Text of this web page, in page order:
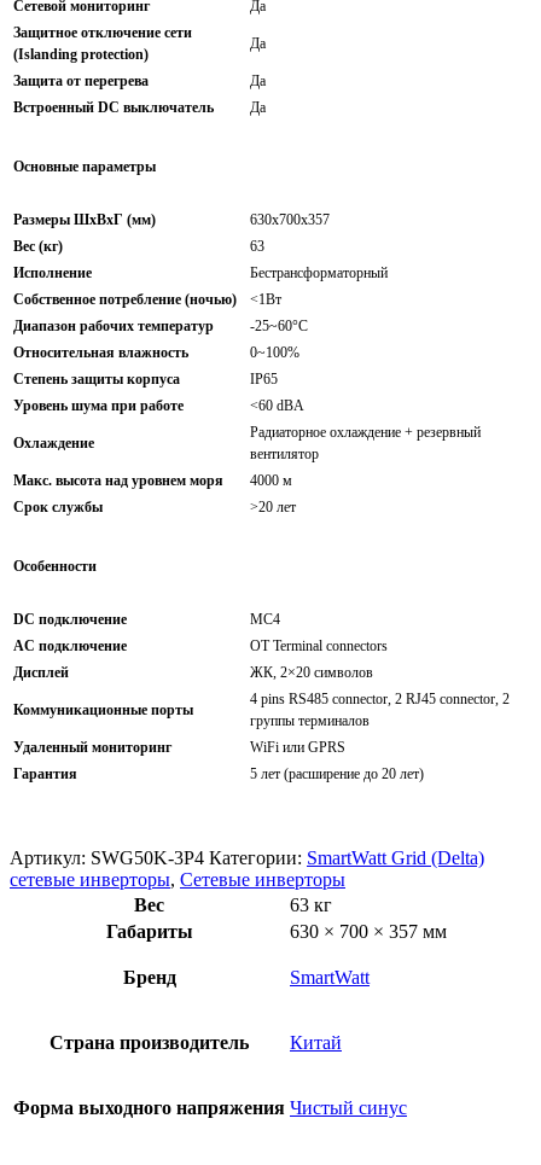
Сетевой мониторинг
Да
Защитное отключение сети
(Islanding protection)
Да
Защита от перегрева
Да
Встроенный DC выключатель
Да
Основные параметры
Размеры ШхВхГ (мм)
630х700х357
Вес (кг)
63
Исполнение
Бестрансформаторный
Собственное потребление (ночью)
<1Вт
Диапазон рабочих температур
-25~60°C
Относительная влажность
0~100%
Степень защиты корпуса
IP65
Уровень шума при работе
<60 dBA
Охлаждение
Радиаторное охлаждение + резервный
вентилятор
Макс. высота над уровнем моря
4000 м
Срок службы
>20 лет
Особенности
DC подключение
MC4
AC подключение
OT Terminal connectors
Дисплей
ЖК, 2×20 символов
Коммуникационные порты
4 pins RS485 connector, 2 RJ45 connector, 2
группы терминалов
Удаленный мониторинг
WiFi или GPRS
Гарантия
5 лет (расширение до 20 лет)
Артикул: SWG50K-3P4 Категории: SmartWatt Grid (Delta)
сетевые инверторы, Сетевые инверторы
Вес
63 кг
Габариты
630 × 700 × 357 мм
Бренд SmartWatt
Страна производитель Китай
Форма выходного напряжения Чистый синус